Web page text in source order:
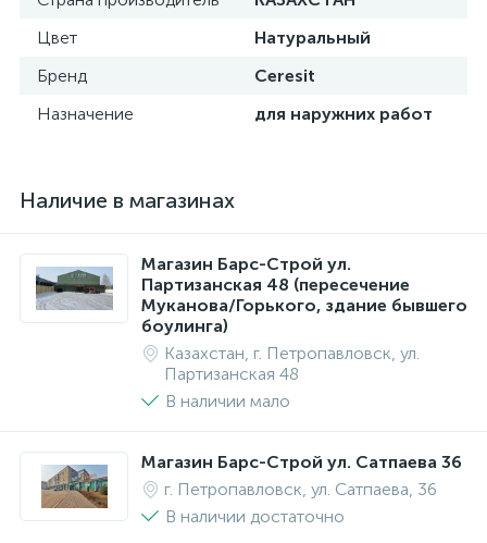
Цвет
Натуральный
Бренд
Ceresit
Назначение
для наружних работ
Наличие в магазинах
Магазин Барс-Строй ул.
Партизанская 48 (пересечение
Муканова/Горького, здание бывшего
боулинга)
Казахстан, г. Петропавловск, ул.
Партизанская 48
В наличии мало
Магазин Барс-Строй ул. Сатпаева 36
г. Петропавловск, ул. Сатпаева, 36
В наличии достаточно